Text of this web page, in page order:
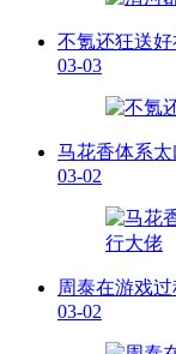
不氪还狂送
03-03
马花香体系
03-02
周泰在游戏
03-02